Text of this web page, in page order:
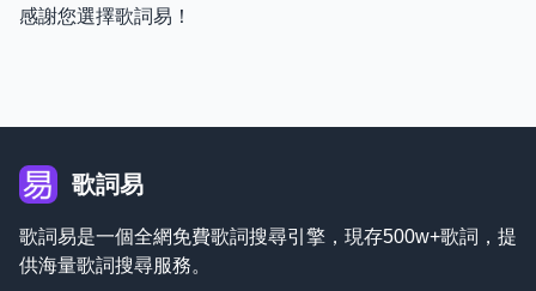
感謝您選擇歌詞易！
歌詞易
歌詞易是一個全網免費歌詞搜尋引擎，現存500w+歌詞，提
供海量歌詞搜尋服務。